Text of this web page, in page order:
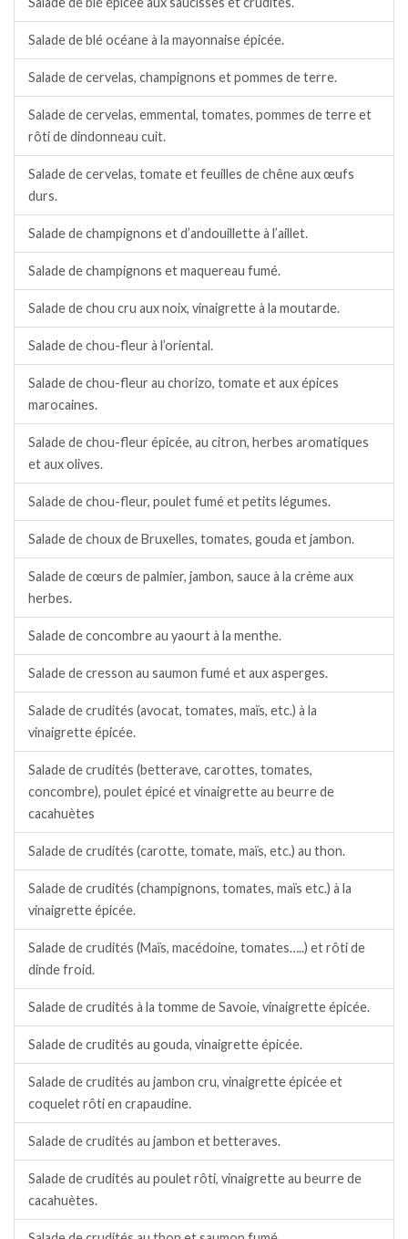
Salade de blé océane à la mayonnaise épicée.
Salade de cervelas, champignons et pommes de terre.
Salade de cervelas, emmental, tomates, pommes de terre et
rôti de dindonneau cuit.
Salade de cervelas, tomate et feuilles de chêne aux œufs
durs.
Salade de champignons et d’andouillette à l’aillet.
Salade de champignons et maquereau fumé.
Salade de chou cru aux noix, vinaigrette à la moutarde.
Salade de chou-fleur à l’oriental.
Salade de chou-fleur au chorizo, tomate et aux épices
marocaines.
Salade de chou-fleur épicée, au citron, herbes aromatiques
et aux olives.
Salade de chou-fleur, poulet fumé et petits légumes.
Salade de choux de Bruxelles, tomates, gouda et jambon.
Salade de cœurs de palmier, jambon, sauce à la crème aux
herbes.
Salade de concombre au yaourt à la menthe.
Salade de cresson au saumon fumé et aux asperges.
Salade de crudités (avocat, tomates, maïs, etc.) à la
vinaigrette épicée.
Salade de crudités (betterave, carottes, tomates,
concombre), poulet épicé et vinaigrette au beurre de
cacahuètes
Salade de crudités (carotte, tomate, maïs, etc.) au thon.
Salade de crudités (champignons, tomates, maïs etc.) à la
vinaigrette épicée.
Salade de crudités (Maïs, macédoine, tomates…..) et rôti de
dinde froid.
Salade de crudités à la tomme de Savoie, vinaigrette épicée.
Salade de crudités au gouda, vinaigrette épicée.
Salade de crudités au jambon cru, vinaigrette épicée et
coquelet rôti en crapaudine.
Salade de crudités au jambon et betteraves.
Salade de crudités au poulet rôti, vinaigrette au beurre de
cacahuètes.